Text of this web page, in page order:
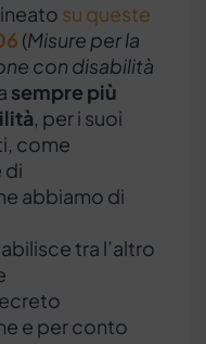
su queste
(Misure per la
con disabilità
sempre più
, per i suoi
come
di
abbiamo di
tra l’altro
e per conto